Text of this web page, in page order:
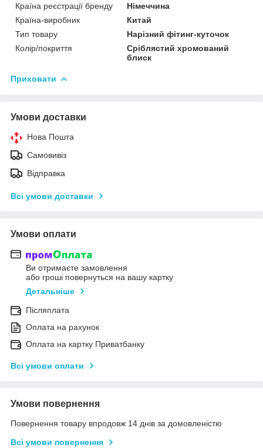
Країна реєстрації бренду
Німеччина
Країна-виробник
Китай
Тип товару
Нарізний фітинг-куточок
Колір/покриття
Сріблястий хромований
блиск
Приховати
Умови доставки
Нова Пошта
Самовивіз
Відправка
Всі умови доставки
Умови оплати
Ви отримаєте замовлення
або гроші повернуться на вашу картку
Детальніше
Післяплата
Оплата на рахунок
Оплата на картку Приватбанку
Всі умови оплати
Умови повернення
Повернення товару впродовж 14 днів за домовленістю
Всі умови повернення